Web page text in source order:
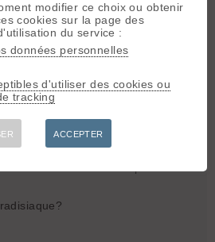
28/05/2015 20:09
Berger 😡 😡 😡
09:56
modifier ce choix ou obtenir
cookies sur la page des
du service :
données personnelles
d'utiliser des cookies ou
tracking
ACCEPTER